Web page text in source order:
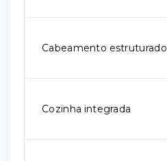
Cabeamento estruturado
Cozinha integrada